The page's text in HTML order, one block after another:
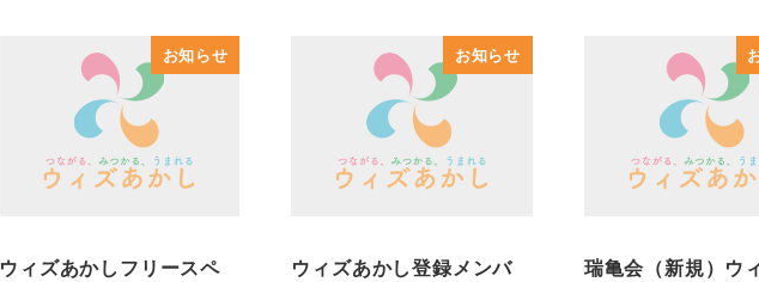
お知らせ
ウィズあかしフリースペ
お知らせ
ウィズあかし登録メンバ
瑞亀会（新規）ウ